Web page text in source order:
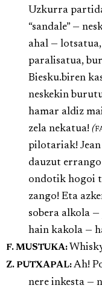
Uzkurra
“sandale” —
ahal —
paralisatua,
Biesku.biren
neskekin
hamar aldiz
zela nekatua!(
pilotariak!
dauzut
ondotik hogoi
zango! Eta
sobera alkola
hain kakola —
F. MUSTUKA:
Z. PUTXAPAL: Ah!
nere inkesta —